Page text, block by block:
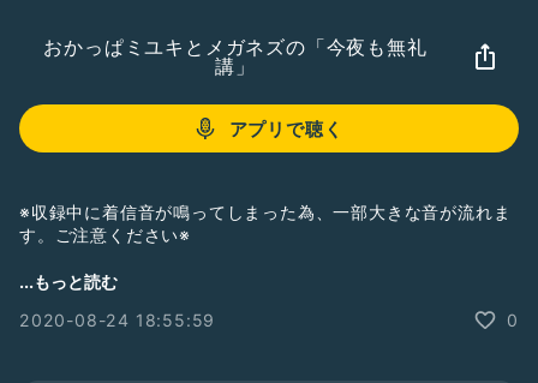
おかっぱミユキとメガネズの「今夜も無礼
講」
アプリで聴く
※収録中に着信音が鳴ってしまった為、一部大きな音が流れま
す。ご注意ください※
2人組音楽ユニット「おかっぱミユキとメガネズ」が
です！
...もっと読む
2020-08-24 18:55:59
0